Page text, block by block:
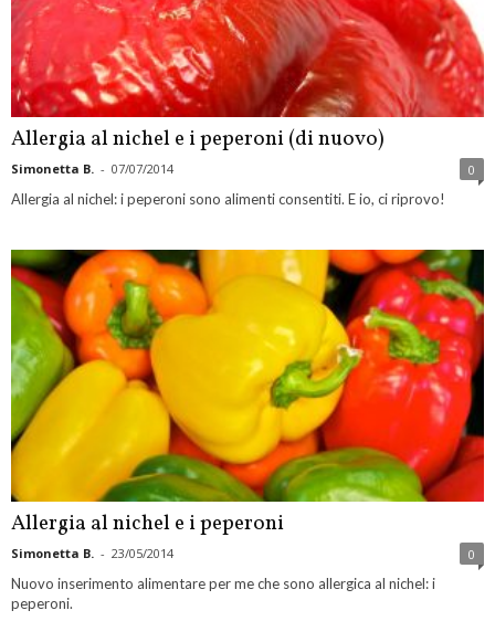
Allergia al nichel e i peperoni (di nuovo)
Simonetta B. - 07/07/2014 0
Allergia al nichel: i peperoni sono alimenti consentiti. E io, ci riprovo!
Allergia al nichel e i peperoni
Simonetta B. - 23/05/2014 0
Nuovo inserimento alimentare per me che sono allergica al nichel: i
peperoni.